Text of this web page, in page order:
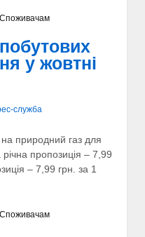
Споживачам
у жовтні
служба
природний газ для
пропозиція – 7,99
– 7,99 грн. за 1
Споживачам